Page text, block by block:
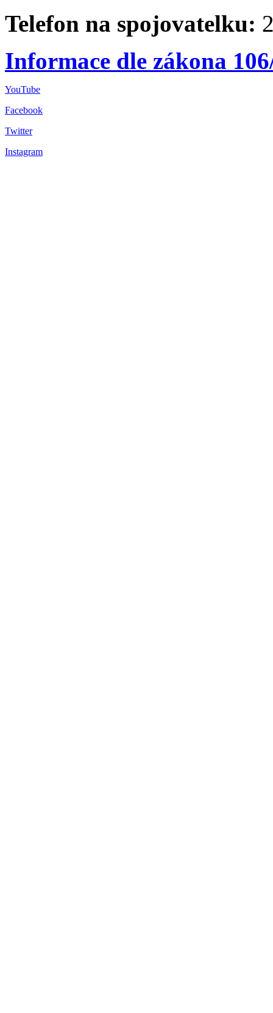
Telefon na spojovatelku:
Informace dle zákona
YouTube
Facebook
Twitter
Instagram